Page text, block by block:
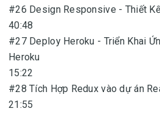
#26 Design Responsive - Thiết
40:48
#27 Deploy Heroku - Triển Khai
Heroku
15:22
#28 Tích Hợp Redux vào dự án
21:55